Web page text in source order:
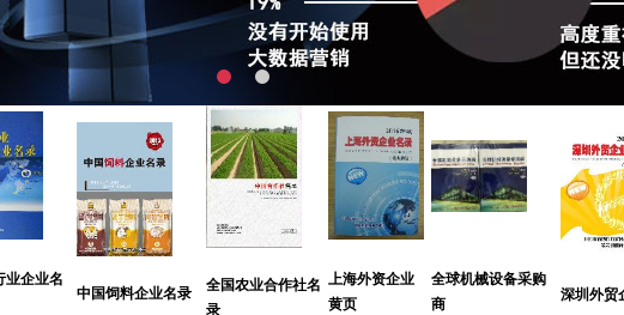
中国饲料企业名录
全国农业合作社名 上海外资企业
全球机械设备采购
深圳外贸企业黄页